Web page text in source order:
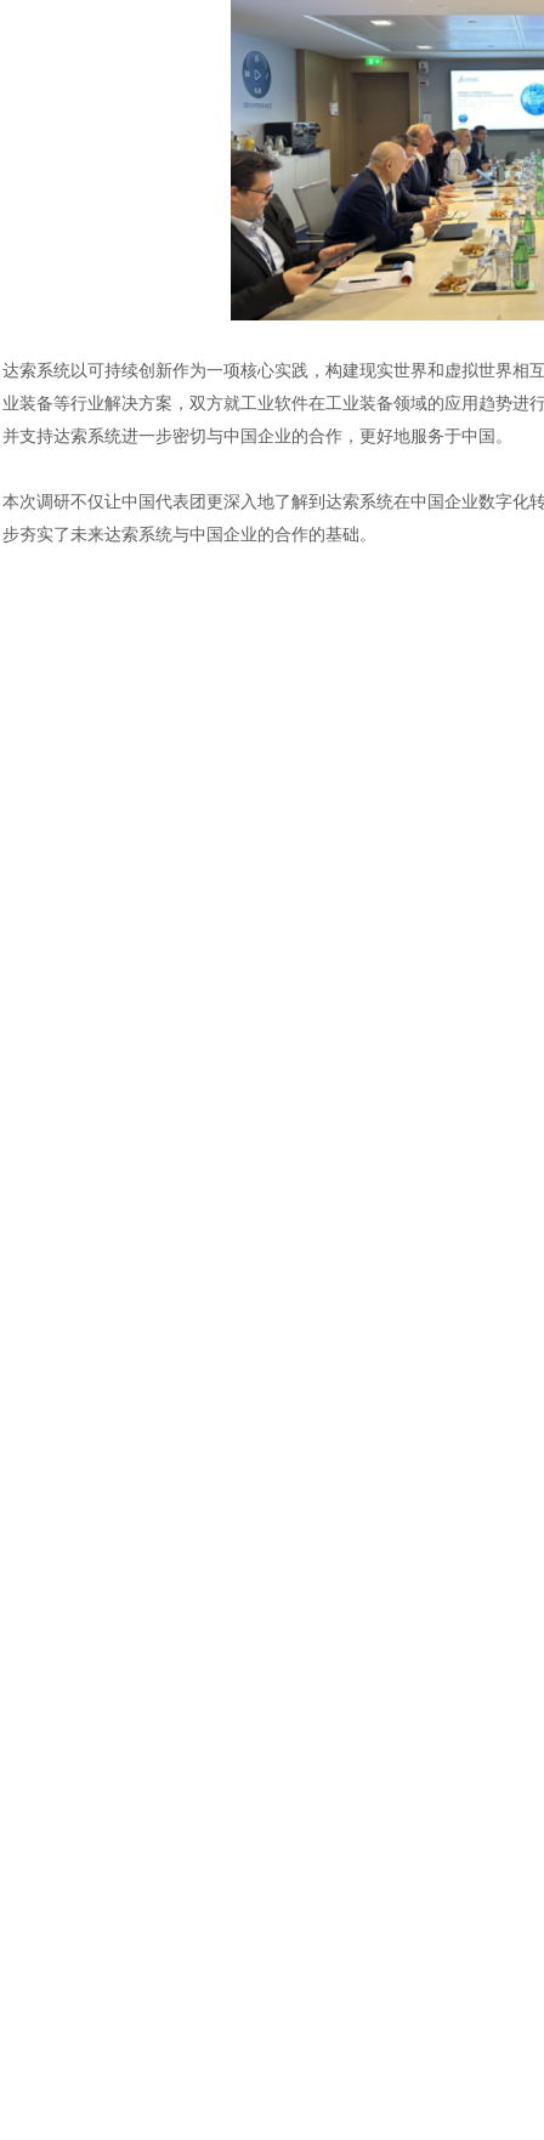
达索系统以可持续创新作为一项核心实践，构建现实世界和虚拟世界
业装备等行业解决方案，双方就工业软件在工业装备领域的应用趋势
并支持达索系统进一步密切与中国企业的合作，更好地服务于中国。
本次调研不仅让中国代表团更深入地了解到达索系统在中国企业数字
步夯实了未来达索系统与中国企业的合作的基础。